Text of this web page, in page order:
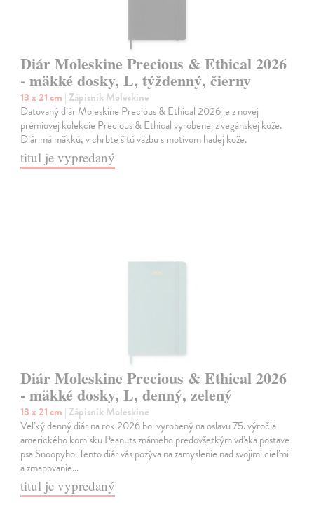
Diár Moleskine Precious & Ethical 2026
- mäkké dosky, L, týždenný, čierny
13 x 21 cm | Zápisník Moleskine
Datovaný diár Moleskine Precious & Ethical 2026 je z novej
prémiovej kolekcie Precious & Ethical vyrobenej z vegánskej kože.
Diár má mäkkú, v chrbte šitú väzbu s motívom hadej kože.
titul je vypredaný
Diár Moleskine Precious & Ethical 2026
- mäkké dosky, L, denný, zelený
13 x 21 cm | Zápisník Moleskine
Veľký denný diár na rok 2026 bol vyrobený na oslavu 75. výročia
amerického komisku Peanuts známeho predovšetkým vďaka postave
psa Snoopyho. Tento diár vás pozýva na zamyslenie nad svojimi cieľmi
a zmapovanie…
titul je vypredaný